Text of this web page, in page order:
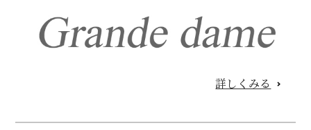
詳しくみる